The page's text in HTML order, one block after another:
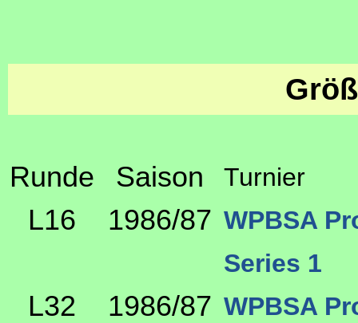
Runde Saison Turnier
L16 1986/87 WPBSA
Series 1
L32 1986/87 WPBSA